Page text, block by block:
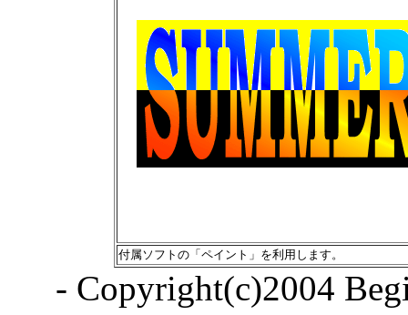
付属ソフトの「ペイント」を利用します。
- Copyright(c)2004